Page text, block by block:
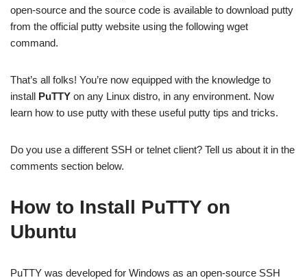
open-source and the source code is available to download putty
from the official putty website using the following wget
command.
That’s all folks! You’re now equipped with the knowledge to
install PuTTY on any Linux distro, in any environment. Now
learn how to use putty with these useful putty tips and tricks.
Do you use a different SSH or telnet client? Tell us about it in the
comments section below.
How to Install PuTTY on
Ubuntu
PuTTY was developed for Windows as an open-source SSH